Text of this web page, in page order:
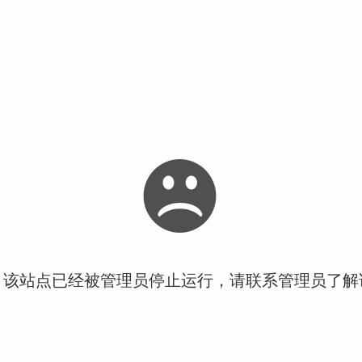
站点已经被管理员停止运行，请联系管理员了